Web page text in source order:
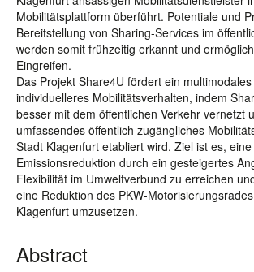
Mobilitätsplattform überführt. Potentiale und
Bereitstellung von Sharing-Services im
werden somit frühzeitig erkannt und
Eingreifen.
Das Projekt Share4U fördert ein
individuelleres Mobilitätsverhalten, indem
besser mit dem öffentlichen Verkehr vernetzt
umfassendes öffentlich zugängliches
Stadt Klagenfurt etabliert wird. Ziel ist es, eine
Emissionsreduktion durch ein gesteigertes
Flexibilität im Umweltverbund zu erreichen
eine Reduktion des PKW-
Klagenfurt umzusetzen.
Abstract